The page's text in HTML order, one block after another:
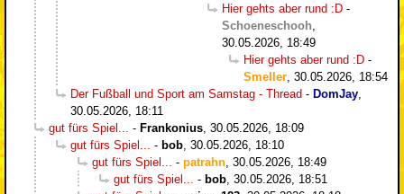
Hier gehts aber rund :D -
Schoeneschooh
30.05.2026, 18:49
Hier gehts aber rund :D -
Smeller 30.05.2026, 18:54
Der Fußball und Sport am Samstag - Thread - DomJay
30.05.2026, 18:11
gut fürs Spiel...
- Frankonius 30.05.2026, 18:09
gut fürs Spiel...
- bob 30.05.2026, 18:10
gut fürs Spiel...
- patrahn 30.05.2026, 18:49
gut fürs Spiel...
- bob 30.05.2026, 18:51